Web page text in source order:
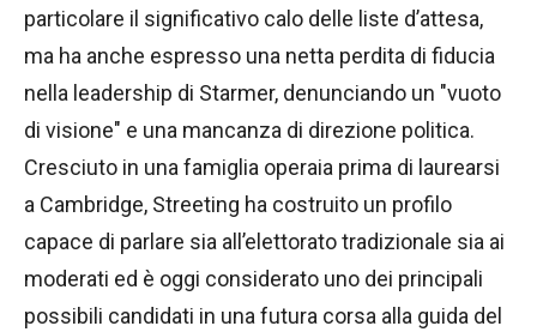
particolare il significativo calo delle liste d’attesa,
ma ha anche espresso una netta perdita di fiducia
nella leadership di Starmer, denunciando un "vuoto
di visione" e una mancanza di direzione politica.
Cresciuto in una famiglia operaia prima di laurearsi
a Cambridge, Streeting ha costruito un profilo
capace di parlare sia all’elettorato tradizionale sia ai
moderati ed è oggi considerato uno dei principali
possibili candidati in una futura corsa alla guida del